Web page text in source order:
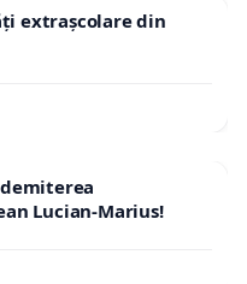
extrașcolare din
Lucian-Marius!